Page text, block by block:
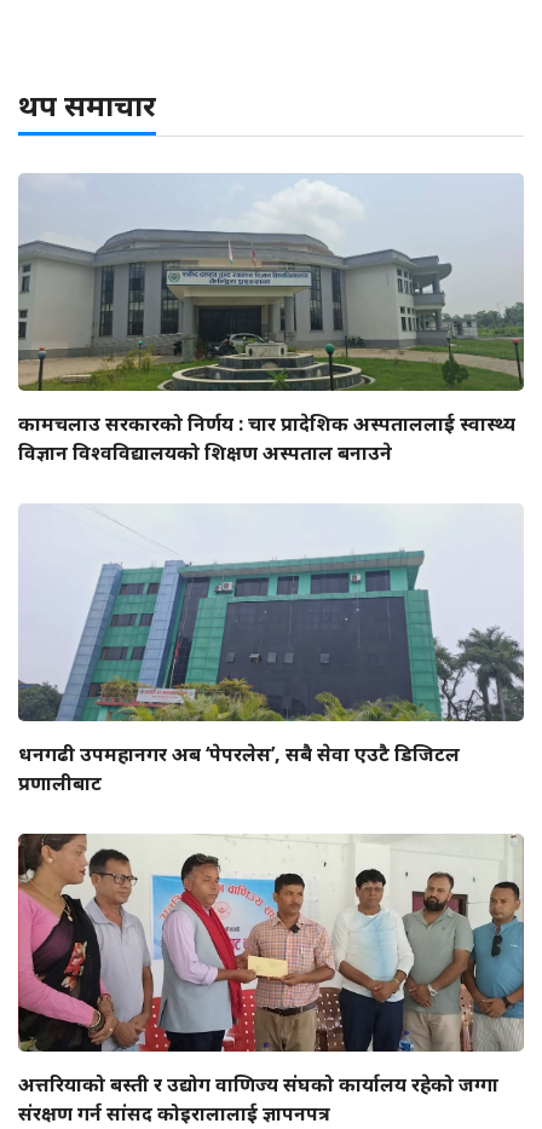
थप समाचार
कामचलाउ सरकारको निर्णय : चार प्रादेशिक अस्पताललाई स्वास्थ्य
विज्ञान विश्वविद्यालयको शिक्षण अस्पताल बनाउने
धनगढी उपमहानगर अब ‘पेपरलेस’, सबै सेवा एउटै डिजिटल
प्रणालीबाट
अत्तरियाको बस्ती र उद्योग वाणिज्य संघको कार्यालय रहेको जग्गा
संरक्षण गर्न सांसद कोइरालालाई ज्ञापनपत्र